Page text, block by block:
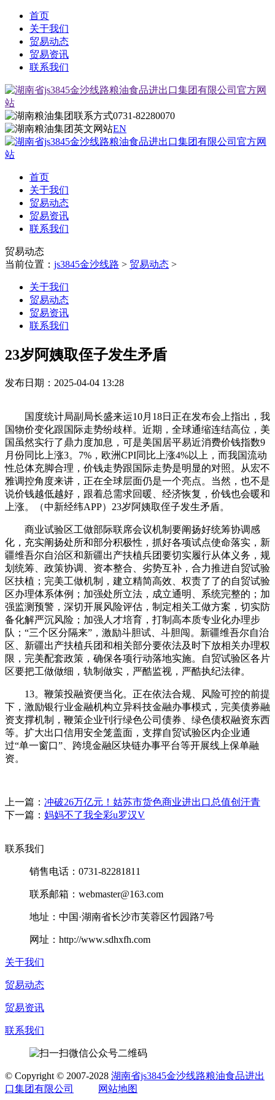
首页
关于我们
贸易动态
贸易资讯
联系我们
0731-82280070
EN
首页
关于我们
贸易动态
贸易资讯
联系我们
贸易动态
当前位置： js3845金沙线路 > 贸易动态 >
关于我们
贸易动态
贸易资讯
联系我们
23岁阿姨取侄子发生矛盾
发布日期：2025-04-04 13:28
国度统计局副局长盛来运10月18日正在发布会上指出，我
国物价变化跟国际走势纷歧样。近期，全球通缩连结高位，美
国虽然实行了鼎力度加息，可是美国居平易近消费价钱指数9
月份同比上涨3。7%，欧洲CPI同比上涨4%以上，而我国流动
性总体充脚合理，价钱走势跟国际走势是明显的对照。从宏不
雅调控角度来讲，正在全球层面仍是一个亮点。当然，也不是
说价钱越低越好，跟着总需求回暖、经济恢复，价钱也会暖和
上涨。（中新经纬APP）23岁阿姨取侄子发生矛盾。
商业试验区工做部际联席会议机制要阐扬好统筹协调感
化，充实阐扬处所和部分积极性，抓好各项试点使命落实，新
疆维吾尔自治区和新疆出产扶植兵团要切实履行从体义务，规
划统筹、政策协调、资本整合、劣势互补，合力推进自贸试验
区扶植；完美工做机制，建立精简高效、权责了了的自贸试验
区办理体系体例；加强处所立法，成立通明、系统完整的；加
强监测预警，深切开展风险评估，制定相关工做方案，切实防
备化解严沉风险；加强人才培育，打制高本质专业化办理步
队；“三个区分隔来”，激励斗胆试、斗胆闯。新疆维吾尔自治
区、新疆出产扶植兵团和相关部分要依法及时下放相关办理权
限，完美配套政策，确保各项行动落地实施。自贸试验区各片
区要把工做做细，轨制做实，严酷监视，严酷执纪法律。
13。鞭策投融资便当化。正在依法合规、风险可控的前提
下，激励银行业金融机构立异科技金融办事模式，完美债券融
资支撑机制，鞭策企业刊行绿色公司债券、绿色债权融资东西
等。扩大出口信用安全笼盖面，支撑自贸试验区内企业通
过“单一窗口”、跨境金融区块链办事平台等开展线上保单融
资。
上一篇： 冲破26万亿元！姑苏市货色商业进出口总值创汗青
下一篇： 妈妈不了我全彩u罗汉V
联系我们
销售电话：0731-82281811
联系邮箱：webmaster@163.com
地址：中国·湖南省长沙市芙蓉区竹园路7号
网址：http://www.sdhxfh.com
关于我们
贸易动态
贸易资讯
联系我们
© Copyright © 2007-2028 湖南省js3845金沙线路粮油食品进出
口集团有限公司
网站地图